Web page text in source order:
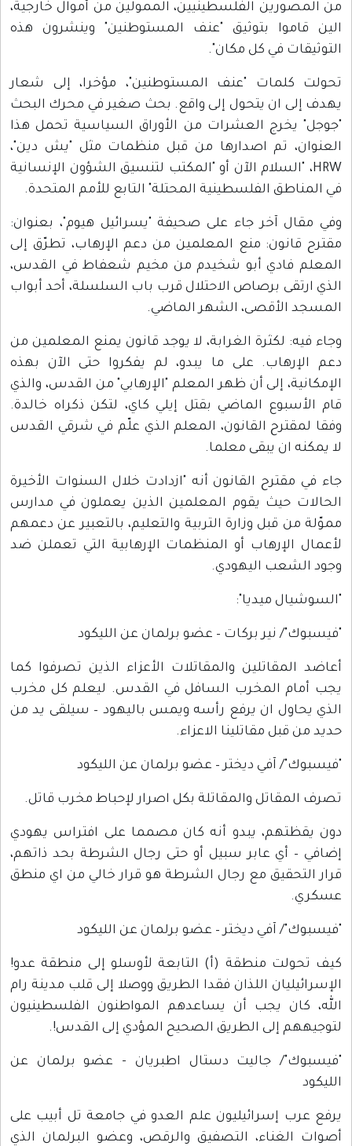
من المصورين الفلسطينيين، الممولين من أموال خارجية،
الين قاموا بتوثيق "عنف المستوطنين" وينشرون هذه
التوثيقات في كل مكان".
تحولت كلمات "عنف المستوطنين"، مؤخرا، إلى شعار
يهدف إلى ان يتحول إلى واقع. بحث صغير في محرك البحث
"جوجل" يخرج العشرات من الأوراق السياسية تحمل هذا
العنوان، تم اصدارها من قبل منظمات مثل "يش دين"،
HRW، "السلام الآن أو "المكتب لتنسيق الشؤون الإنسانية
في المناطق الفلسطينية المحتلة" التابع للأمم المتحدة.
وفي مقال آخر جاء على صحيفة "يسرائيل هيوم"، بعنوان:
مقترح قانون: منع المعلمين من دعم الإرهاب، تطرّق إلى
المعلم فادي أبو شخيدم من مخيم شعفاط في القدس،
الذي ارتقى برصاص الاحتلال قرب باب السلسلة، أحد أبواب
المسجد الأقصى، الشهر الماضي.
وجاء فيه: لكثرة الغرابة، لا يوجد قانون يمنع المعلمين من
دعم الإرهاب. على ما يبدو، لم يفكروا حتى الآن بهذه
الإمكانية، إلى أن ظهر المعلم "الإرهابي" من القدس، والذي
قام الأسبوع الماضي بقتل إيلي كاي، لتكن ذكراه خالدة.
وفقا لمقترح القانون، المعلم الذي علّم في شرقي القدس
لا يمكنه ان يبقى معلما.
جاء في مقترح القانون أنه "ازدادت خلال السنوات الأخيرة
الحالات حيث يقوم المعلمين الذين يعملون في مدارس
مموّلة من قبل وزارة التربية والتعليم، بالتعبير عن دعمهم
لأعمال الإرهاب أو المنظمات الإرهابية التي تعملن ضد
وجود الشعب اليهودي.
"السوشيال ميديا":
"فيسبوك"/ نير بركات – عضو برلمان عن الليكود
أعاضد المقاتلين والمقاتلات الأعزاء الذين تصرفوا كما
يجب أمام المخرب السافل في القدس. ليعلم كل مخرب
الذي يحاول ان يرفع رأسه ويمس باليهود – سيلقى يد من
حديد من قبل مقاتلينا الاعزاء.
"فيسبوك"/ آفي ديختر – عضو برلمان عن الليكود
تصرف المقاتل والمقاتلة بكل اصرار لإحباط مخرب قاتل.
دون يقظتهم، يبدو أنه كان مصمما على افتراس يهودي
إضافي – أي عابر سبيل أو حتى رجال الشرطة بحد ذاتهم،
قرار التحقيق مع رجال الشرطة هو قرار خالي من اي منطق
عسكري.
"فيسبوك"/ آفي ديختر – عضو برلمان عن الليكود
كيف تحولت منطقة (أ) التابعة لأوسلو إلى منطقة عدو!
الإسرائيليان اللذان فقدا الطريق ووصلا إلى قلب مدينة رام
الله، كان يجب أن يساعدهم المواطنون الفلسطينيون
لتوجيههم إلى الطريق الصحيح المؤدي إلى القدس!.
"فيسبوك"/ جاليت دستال اطبريان - عضو برلمان عن
الليكود
يرفع عرب إسرائيليون علم العدو في جامعة تل أبيب على
أصوات الغناء، التصفيق والرقص، وعضو البرلمان الذي